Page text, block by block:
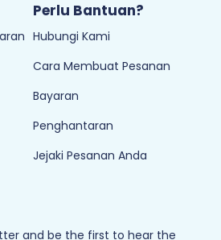
Perlu Bantuan?
Hubungi Kami
Cara Membuat Pesanan
Bayaran
Penghantaran
Jejaki Pesanan Anda
and be the first to hear the